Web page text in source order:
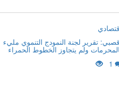
تقرير لجنة النمودج التنموي مليء
ولم يتجاوز الخطوط الحمراء